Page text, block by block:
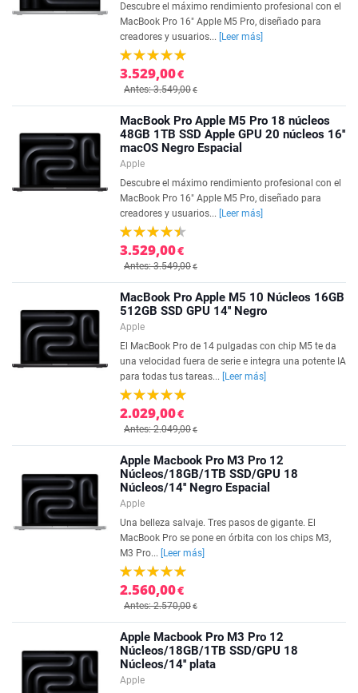
Descubre el máximo rendimiento profesional con el
MacBook Pro 16" Apple M5 Pro, diseñado para
creadores y usuarios...
[Leer más]
3.529,00€
Antes: 3.549,00€
MacBook Pro Apple M5 Pro 18 núcleos
48GB 1TB SSD Apple GPU 20 núcleos 16''
macOS Negro Espacial
Apple
Descubre el máximo rendimiento profesional con el
MacBook Pro 16" Apple M5 Pro, diseñado para
creadores y usuarios...
[Leer más]
3.529,00€
Antes: 3.549,00€
MacBook Pro Apple M5 10 Núcleos 16GB
512GB SSD GPU 14'' Negro
Apple
El MacBook Pro de 14 pulgadas con chip M5 te da
una velocidad fuera de serie e integra una potente IA
para todas tus tareas...
[Leer más]
2.029,00€
Antes: 2.049,00€
Apple Macbook Pro M3 Pro 12
Núcleos/18GB/1TB SSD/GPU 18
Núcleos/14'' Negro Espacial
Apple
Una belleza salvaje. Tres pasos de gigante. El
MacBook Pro se pone en órbita con los chips M3,
M3 Pro...
[Leer más]
2.560,00€
Antes: 2.570,00€
Apple Macbook Pro M3 Pro 12
Núcleos/18GB/1TB SSD/GPU 18
Núcleos/14'' plata
Apple